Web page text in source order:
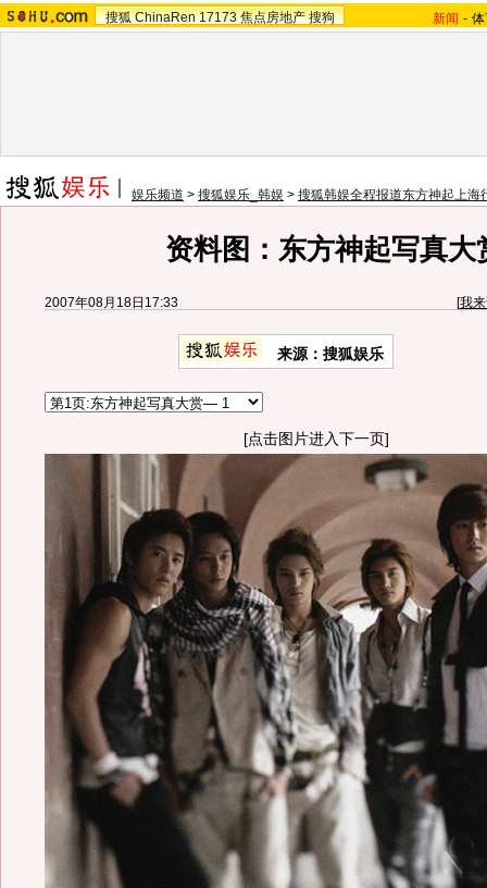
搜狐 ChinaRen 17173 焦点房地产 搜狗 新闻 -
娱乐频道 > 搜狐娱乐_韩娱 > 搜狐韩娱全程报道东方神起上海
资料图：东方神起写真大
2007年08月18日17:33 [我
来源：搜狐娱乐
[点击图片进入下一页]